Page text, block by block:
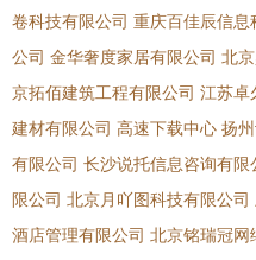
卷科技有限公司 重庆百佳辰信息
公司 金华奢度家居有限公司 北
京拓佰建筑工程有限公司 江苏卓
建材有限公司 高速下载中心 扬
有限公司 长沙说托信息咨询有限
限公司 北京月吖图科技有限公司
酒店管理有限公司 北京铭瑞冠网